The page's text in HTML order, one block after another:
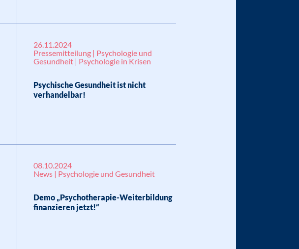
26.11.2024
Pressemitteilung | Psychologie und
Gesundheit | Psychologie in Krisen
Psychische Gesundheit ist nicht
verhandelbar!
08.10.2024
News | Psychologie und Gesundheit
Demo „Psychotherapie-Weiterbildung
finanzieren jetzt!“